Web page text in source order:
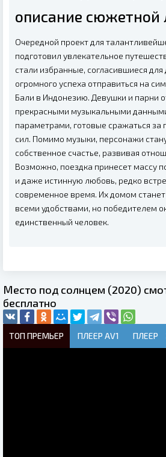
описание сюжетной
Очередной проект для
подготовил увлекательное
стали избранные, согласившиеся
огромного успеха отправиться на
Бали в Индонезию. Девушки и парни
прекрасными музыкальными
параметрами, готовые сражаться за
сил. Помимо музыки, персонажи
собственное счастье, развивая
Возможно, поездка принесет массу
и даже истинную любовь, редко
современное время. Их домом
всеми удобствами, но победителем
единственный человек.
Место под солнцем (2020)
бесплатно
ТОП ПРЕМЬЕР ПЛЕЕР AV1 ПЛЕЕР